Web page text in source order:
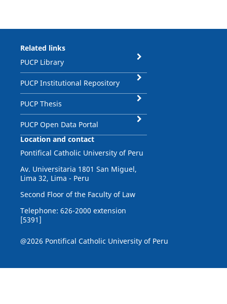
Related links
PUCP Library
PUCP Institutional Repository
PUCP Thesis
PUCP Open Data Portal
Location and contact
Pontifical Catholic University of Peru
Av. Universitaria 1801 San Miguel,
Lima 32, Lima - Peru
Second Floor of the Faculty of Law
Telephone: 626-2000 extension
[5391]
@2026 Pontifical Catholic University of Peru